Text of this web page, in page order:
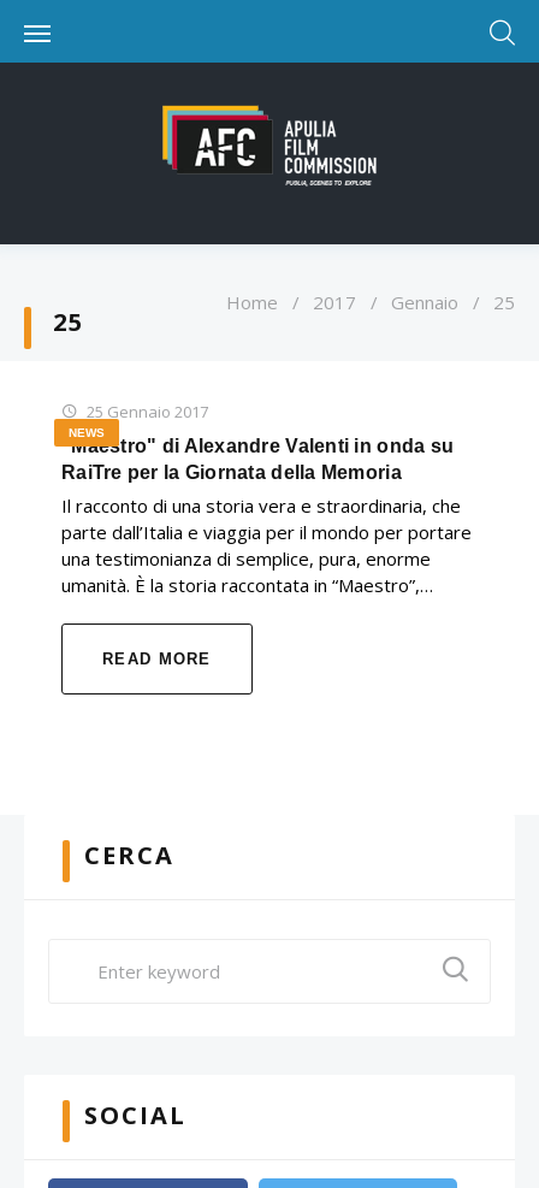
25
Home / 2017 / Gennaio / 25
25 Gennaio 2017
NEWS
"Maestro" di Alexandre Valenti in onda su
RaiTre per la Giornata della Memoria
Il racconto di una storia vera e straordinaria, che
parte dall’Italia e viaggia per il mondo per portare
una testimonianza di semplice, pura, enorme
umanità. È la storia raccontata in “Maestro”,…
READ MORE
CERCA
SOCIAL